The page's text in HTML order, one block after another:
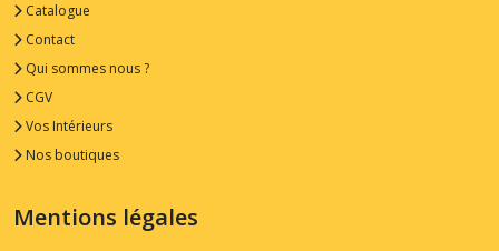
Catalogue
Contact
Qui sommes nous ?
CGV
Vos Intérieurs
Nos boutiques
Mentions légales